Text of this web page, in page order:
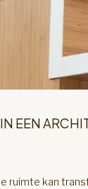
EEN
ruimte kan